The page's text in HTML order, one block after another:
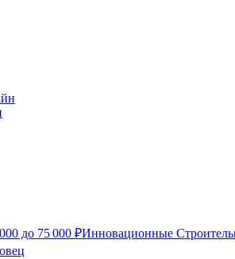
до 75 000 ₽Инновационные